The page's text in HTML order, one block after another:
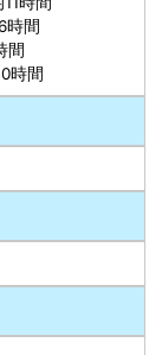
時間
間
時間